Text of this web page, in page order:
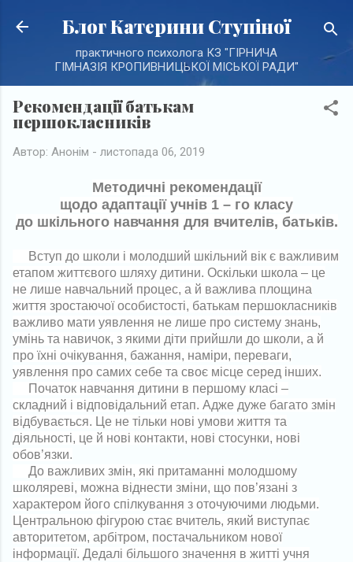
Перейти до основного вмісту
Блог Катерини Ступіної
практичного психолога КЗ "ГІРНИЧА
ГІМНАЗІЯ КРОПИВНИЦЬКОЇ МІСЬКОЇ РАДИ"
Рекомендації батькам
першокласників
Автор: Анонім - листопада 06, 2019
Методичні рекомендації
щодо адаптації учнів 1 – го класу
до шкільного навчання для вчителів, батьків.
Вступ до школи і молодший шкільний вік є важливим
етапом життєвого шляху дитини. Оскільки школа – це
не лише навчальний процес, а й важлива площина
життя зростаючої особистості, батькам першокласників
важливо мати уявлення не лише про систему знань,
умінь та навичок, з якими діти прийшли до школи, а й
про їхні очікування, бажання, наміри, переваги,
уявлення про самих себе та своє місце серед інших.
Початок навчання дитини в першому класі –
складний і відповідальний етап. Адже дуже багато змін
відбувається. Це не тільки нові умови життя та
діяльності, це й нові контакти, нові стосунки, нові
обов’язки.
До важливих змін, які притаманні молодшому
школяреві, можна віднести зміни, що пов’язані з
характером його спілкування з оточуючими людьми.
Центральною фігурою стає вчитель, який виступає
авторитетом, арбітром, постачальником нової
інформації. Дедалі більшого значення в житті учня